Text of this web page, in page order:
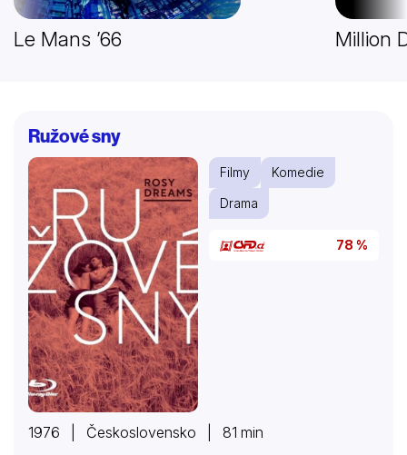
Le Mans ’66 Million
Ružové sny
Filmy
Komedie
Drama
78 %
1976 | Československo | 81 min